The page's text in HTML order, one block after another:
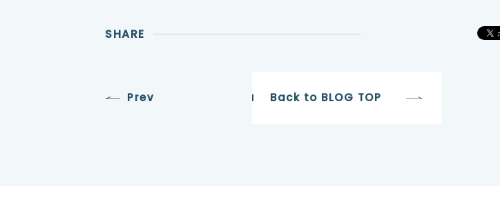
SHARE
Prev Back to BLOG TOP